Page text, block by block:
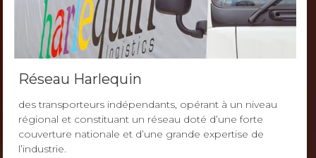
Réseau Harlequin
des transporteurs indépendants, opérant à un niveau
régional et constituant un réseau doté d’une forte
couverture nationale et d’une grande expertise de
l’industrie.